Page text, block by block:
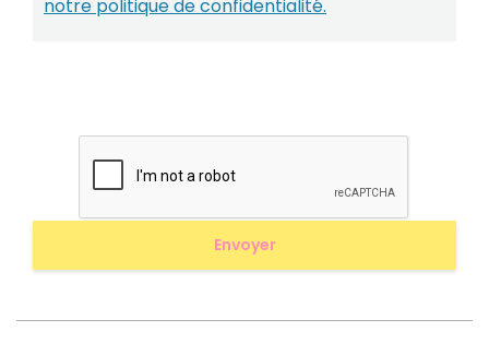
notre politique de confidentialité.